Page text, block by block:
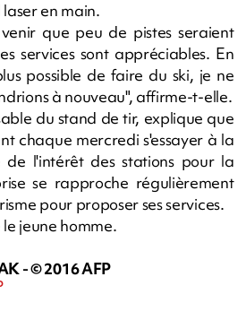
en main.
que peu de pistes seraient
services sont appréciables. En
possible de faire du ski, je ne
à nouveau", affirme-t-elle.
du stand de tir, explique que
chaque mercredi s'essayer à la
de l'intérêt des stations pour la
se rapproche régulièrement
pour proposer ses services.
jeune homme.
- © 2016 AFP